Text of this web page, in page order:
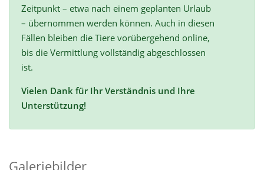
Zeitpunkt – etwa nach einem geplanten Urlaub
– übernommen werden können. Auch in diesen
Fällen bleiben die Tiere vorübergehend online,
bis die Vermittlung vollständig abgeschlossen
ist.
Vielen Dank für Ihr Verständnis und Ihre
Unterstützung!
Galeriebilder